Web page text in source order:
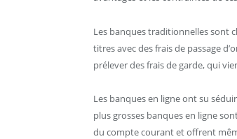
Les banques traditionnelles sont
titres avec des frais de passage
prélever des frais de garde, qui
Les banques en ligne ont su
plus grosses banques en ligne
du compte courant et offrent